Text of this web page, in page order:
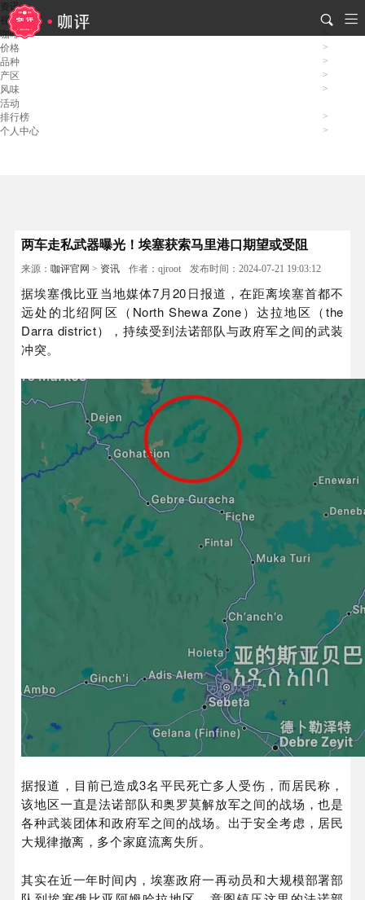
资讯
视频
咖啡
价格
品种
产区
风味
活动
排行榜
个人中心
两车走私武器曝光！埃塞获索马里港口期望或受阻
来源：咖评官网 > 资讯 作者：qjroot 发布时间：2024-07-21 19:03:12
据埃塞俄比亚当地媒体7月20日报道，在距离埃塞首都不
远处的北绍阿区（North Shewa Zone）达拉地区（the
Darra district），持续受到法诺部队与政府军之间的武装
冲突。
据报道，目前已造成3名平民死亡多人受伤，而居民称，
该地区一直是法诺部队和奥罗莫解放军之间的战场，也是
各种武装团体和政府军之间的战场。出于安全考虑，居民
大规律撤离，多个家庭流离失所。
其实在近一年时间内，埃塞政府一再动员和大规模部署部